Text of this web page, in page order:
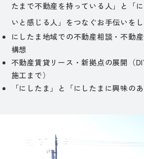
たまで不動産を持っている人」と「
いと感じる人」をつなぐお手伝いをし
にしたま地域での不動産相談・不動
構想
不動産賃貸リース・新拠点の展開（
施工まで）
「にしたま」と「にしたまに興味の